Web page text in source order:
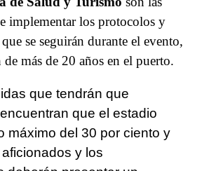
implementar los protocolos y
se seguirán durante el evento,
más de 20 años en el puerto.
que tendrán que
que el estadio
máximo del 30 por ciento y
y los